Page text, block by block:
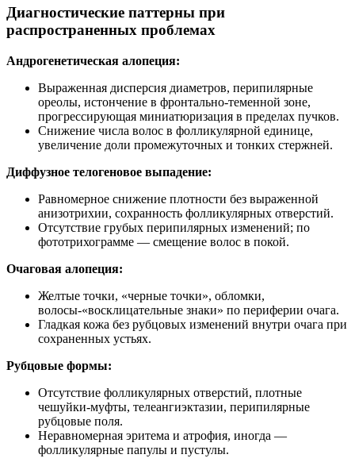
Диагностические паттерны при
распространенных проблемах
Андрогенетическая алопеция:
Выраженная дисперсия диаметров, перипилярные
ореолы, истончение в фронтально-теменной зоне,
прогрессирующая миниатюризация в пределах пучков.
Снижение числа волос в фолликулярной единице,
увеличение доли промежуточных и тонких стержней.
Диффузное телогеновое выпадение:
Равномерное снижение плотности без выраженной
анизотрихии, сохранность фолликулярных отверстий.
Отсутствие грубых перипилярных изменений; по
фототрихограмме — смещение волос в покой.
Очаговая алопеция:
Желтые точки, «черные точки», обломки,
волосы-«восклицательные знаки» по периферии очага.
Гладкая кожа без рубцовых изменений внутри очага при
сохраненных устьях.
Рубцовые формы:
Отсутствие фолликулярных отверстий, плотные
чешуйки-муфты, телеангиэктазии, перипилярные
рубцовые поля.
Неравномерная эритема и атрофия, иногда —
фолликулярные папулы и пустулы.